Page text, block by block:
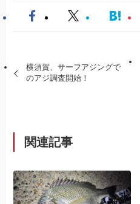
横須賀、サーフアジングで
のアジ調査開始！
関連記事